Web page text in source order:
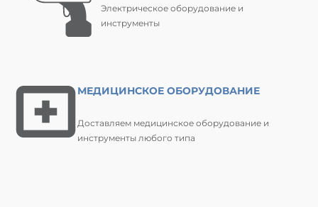
Электрическое оборудование и
инструменты
МЕДИЦИНСКОЕ ОБОРУДОВАНИЕ
Доставляем медицинское оборудование и
инструменты любого типа